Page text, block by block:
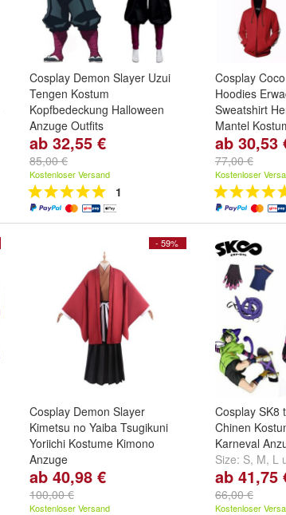
Cosplay Demon Slayer Uzui
Tengen Kostum
Kopfbedeckung Halloween
Anzuge Outfits
Size:S, M,L und
ab 32,55 €
85,00 €
Kostenloser Versand
1
Cosplay
Hoodies
Sweatshirt
Mantel
Pattern: #2
ab 30,53
77,00 €
Kostenloser
- 59%
Cosplay Demon Slayer
Kimetsu no Yaiba Tsugikuni
Yoriichi Kostume Kimono
Anzuge
Size:S, M,L und
ab 40,98 €
100,00 €
Kostenloser Versand
Cosplay SK8
Chinen
Karneval
Size: S, M, L
ab 41,75
66,00 €
Kostenloser